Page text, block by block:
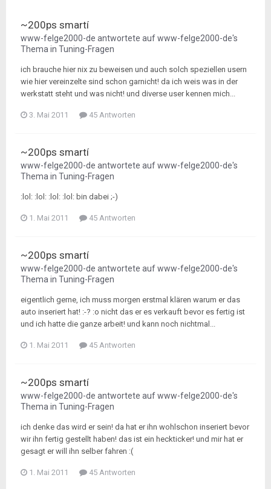
~200ps smartí
www-felge2000-de antwortete aufwww-felge2000-de's
Thema in Tuning-Fragen
ich brauche hier nix zu beweisen und auch solch speziellen usern
wie hier vereinzelte sind schon garnicht! da ich weis was in der
werkstatt steht und was nicht! und diverse user kennen mich...
3. Mai 2011 45 Antworten
~200ps smartí
www-felge2000-de antwortete aufwww-felge2000-de's
Thema in Tuning-Fragen
:lol: :lol: :lol: :lol: bin dabei ;-)
1. Mai 2011 45 Antworten
~200ps smartí
www-felge2000-de antwortete aufwww-felge2000-de's
Thema in Tuning-Fragen
eigentlich gerne, ich muss morgen erstmal klären warum er das
auto inseriert hat! :-? :o nicht das er es verkauft bevor es fertig ist
und ich hatte die ganze arbeit! und kann noch nichtmal...
1. Mai 2011 45 Antworten
~200ps smartí
www-felge2000-de antwortete aufwww-felge2000-de's
Thema in Tuning-Fragen
ich denke das wird er sein! da hat er ihn wohlschon inseriert bevor
wir ihn fertig gestellt haben! das ist ein heckticker! und mir hat er
gesagt er will ihn selber fahren :(
1. Mai 2011 45 Antworten